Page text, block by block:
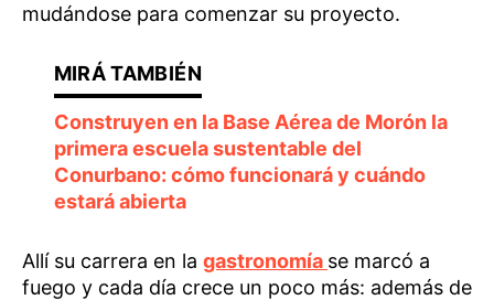
mudándose para comenzar su proyecto.
Construyen en la Base Aérea de Morón la
primera escuela sustentable del
Conurbano: cómo funcionará y cuándo
estará abierta
Allí su carrera en la gastronomía se marcó a
fuego y cada día crece un poco más: además de